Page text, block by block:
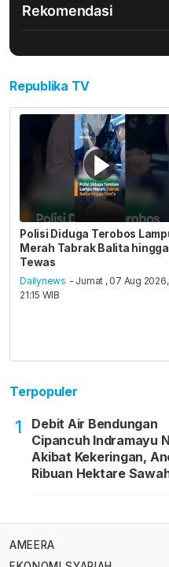
Rekomendasi
Republika TV
Polisi Diduga Terobos
Merah Tabrak Balita hingga
Tewas
Dailynews - Jumat , 07 Aug 2026,
21:15 WIB
Terpopuler
1
Debit Air Bendungan
Cipancuh Indramayu
Akibat Kekeringan,
Ribuan Hektare
AMEERA